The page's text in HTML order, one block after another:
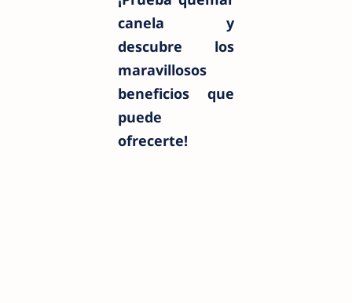
canela y
descubre los
maravillosos
beneficios que
puede
ofrecerte!